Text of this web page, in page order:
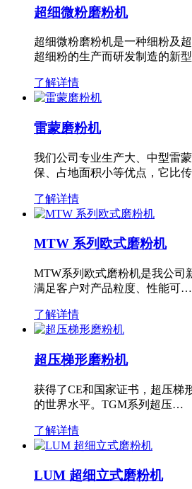
超细微粉磨粉机
超细微粉磨粉机是一种细粉及
超细粉的生产而研发制造的新
了解详情
雷蒙磨粉机
我们公司专业生产大、中型雷
保、占地面积小等优点，它比
了解详情
MTW 系列欧式磨粉机
MTW系列欧式磨粉机是我公司
满足客户对产品粒度、性能可…
了解详情
超压梯形磨粉机
获得了CE和国家证书，超压梯
的世界水平。TGM系列超压…
了解详情
LUM 超细立式磨粉机